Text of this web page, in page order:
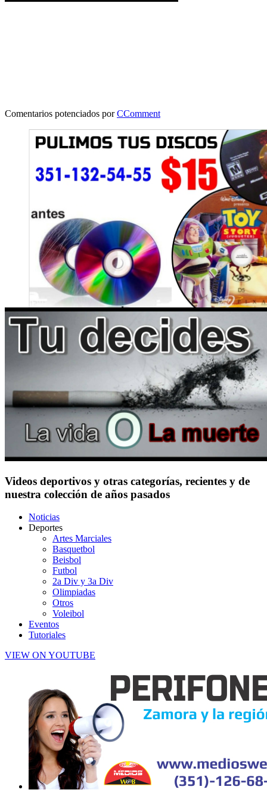
Comentarios potenciados porCComment
Videos deportivos y otras categorías, recientes y de
nuestra colección de años pasados
Noticias
Deportes
Artes Marciales
Basquetbol
Beisbol
Futbol
2a Div y 3a Div
Olimpiadas
Otros
Voleibol
Eventos
Tutoriales
VIEW ON YOUTUBE